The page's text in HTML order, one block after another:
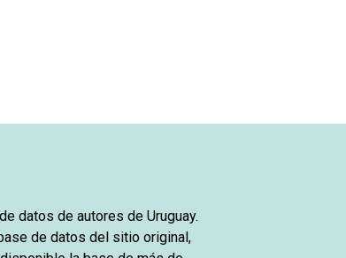
datos de autores de Uruguay.
de datos del sitio original,